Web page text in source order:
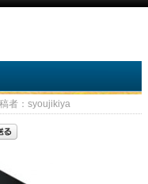
者：syoujikiya